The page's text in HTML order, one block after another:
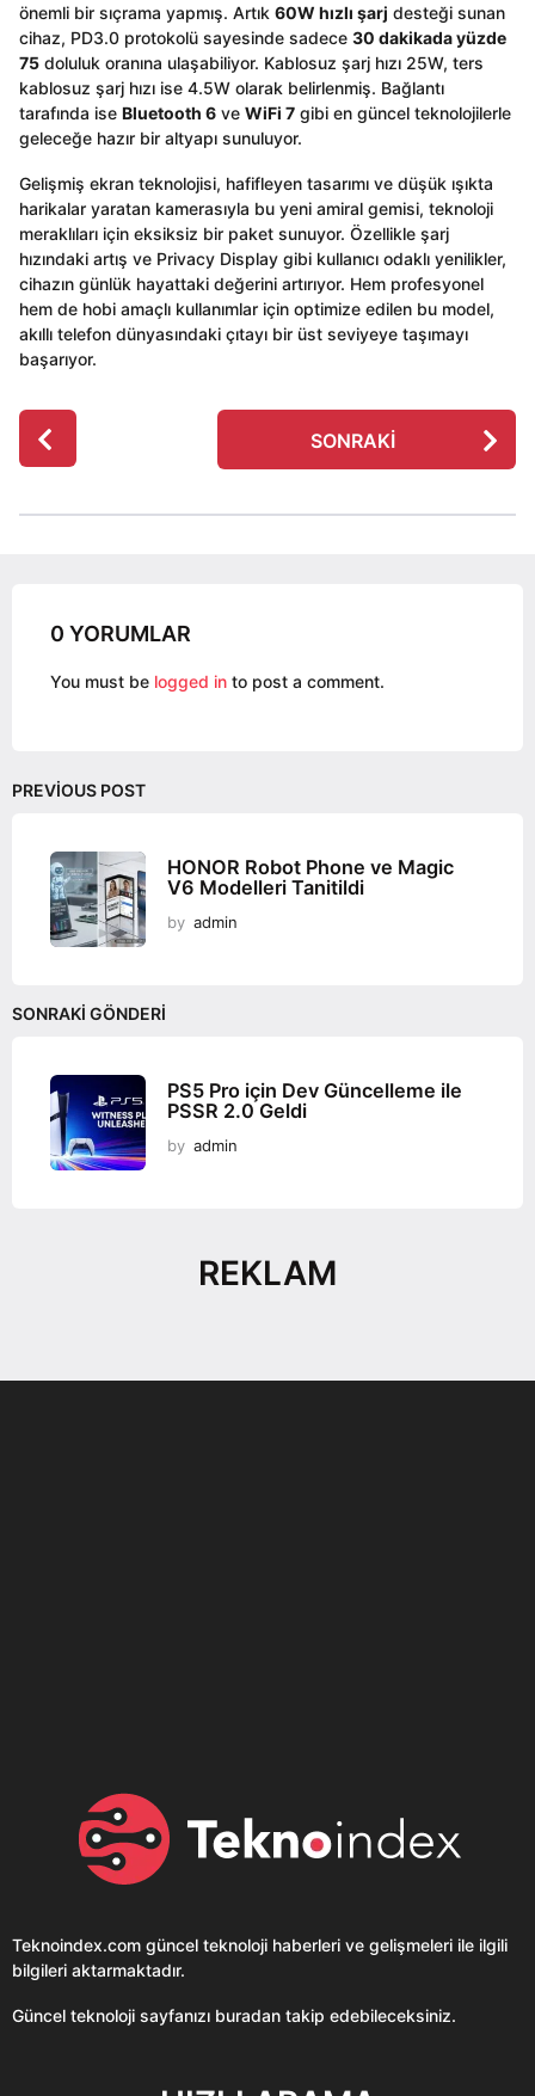
önemli bir sıçrama yapmış. Artık 60W hızlı şarj desteği sunan
cihaz, PD3.0 protokolü sayesinde sadece 30 dakikada yüzde
75 doluluk oranına ulaşabiliyor. Kablosuz şarj hızı 25W, ters
kablosuz şarj hızı ise 4.5W olarak belirlenmiş. Bağlantı
tarafında ise Bluetooth 6 ve WiFi 7 gibi en güncel teknolojilerle
geleceğe hazır bir altyapı sunuluyor.
Gelişmiş ekran teknolojisi, hafifleyen tasarımı ve düşük ışıkta
harikalar yaratan kamerasıyla bu yeni amiral gemisi, teknoloji
meraklıları için eksiksiz bir paket sunuyor. Özellikle şarj
hızındaki artış ve Privacy Display gibi kullanıcı odaklı yenilikler,
cihazın günlük hayattaki değerini artırıyor. Hem profesyonel
hem de hobi amaçlı kullanımlar için optimize edilen bu model,
akıllı telefon dünyasındaki çıtayı bir üst seviyeye taşımayı
başarıyor.
P
o
t
o
SONRAKI
0 YORUMLAR
You must be logged in to post a comment.
PREVIOUS POST
HONOR Robot Phone ve Magic
V6 Modelleri Tanitildi
by admin
SONRAKI GÖNDERI
PS5 Pro için Dev Güncelleme ile
PSSR 2.0 Geldi
by admin
REKLAM
Teknoindex.com güncel teknoloji haberleri ve gelişmeleri ile ilgili
bilgileri aktarmaktadır.
Güncel teknoloji sayfanızı buradan takip edebileceksiniz.